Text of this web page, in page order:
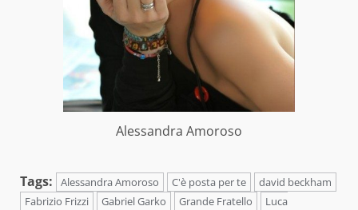
Alessandra Amoroso
Tags: Alessandra Amoroso C'è posta per te
david beckham
Fabrizio Frizzi
Gabriel Garko Grande Fratello
Luca